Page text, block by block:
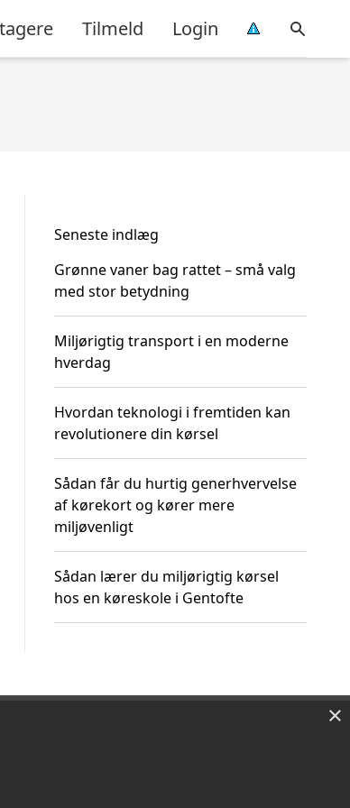
Tilmeld Login
Seneste indlæg
Grønne vaner bag rattet – små valg
med stor betydning
Miljørigtig transport i en moderne
hverdag
Hvordan teknologi i fremtiden kan
revolutionere din kørsel
Sådan får du hurtig generhvervelse
af kørekort og kører mere
miljøvenligt
Sådan lærer du miljørigtig kørsel
hos en køreskole i Gentofte
×